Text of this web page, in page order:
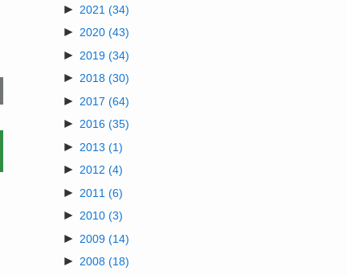
► 2021 (34)
► 2020 (43)
► 2019 (34)
► 2018 (30)
► 2017 (64)
► 2016 (35)
► 2013 (1)
► 2012 (4)
► 2011 (6)
► 2010 (3)
► 2009 (14)
► 2008 (18)